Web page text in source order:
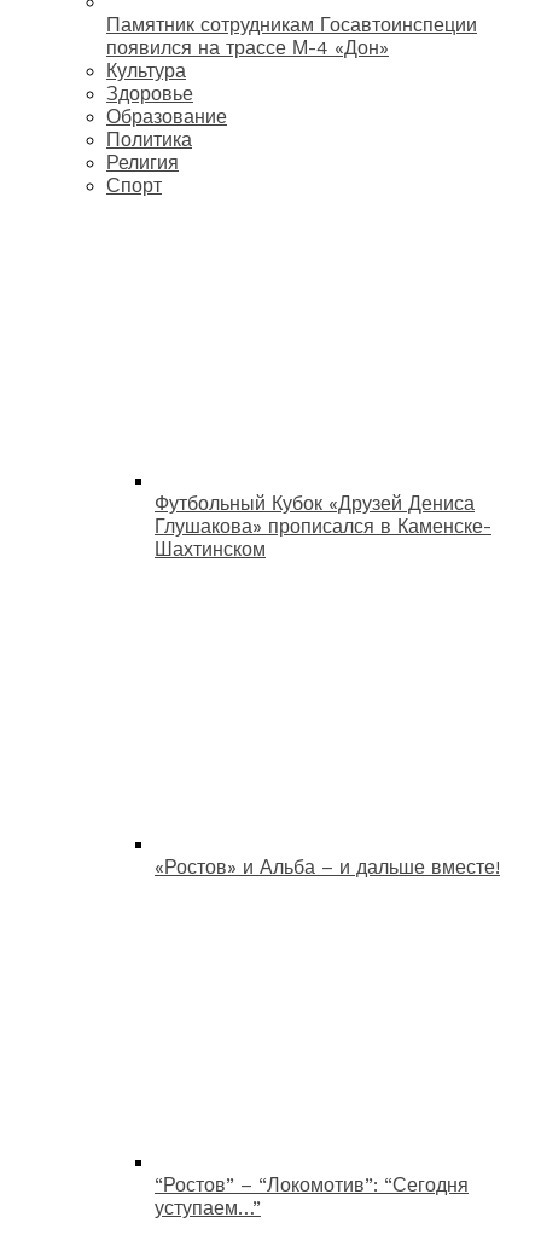
Памятник сотрудникам Госавтоинспеции
появился на трассе М-4 «Дон»
Культура
Здоровье
Образование
Политика
Религия
Спорт
Футбольный Кубок «Друзей Дениса
Глушакова» прописался в Каменске-
Шахтинском
«Ростов» и Альба – и дальше вместе!
“Ростов” – “Локомотив”: “Сегодня
уступаем…”